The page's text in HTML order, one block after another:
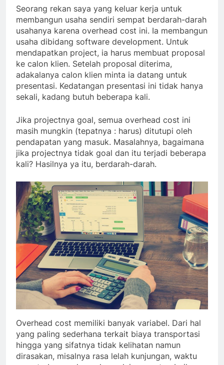
Seorang rekan saya yang keluar kerja untuk
membangun usaha sendiri sempat berdarah-darah
usahanya karena overhead cost ini. Ia membangun
usaha dibidang software development. Untuk
mendapatkan project, ia harus membuat proposal
ke calon klien. Setelah proposal diterima,
adakalanya calon klien minta ia datang untuk
presentasi. Kedatangan presentasi ini tidak hanya
sekali, kadang butuh beberapa kali.
Jika projectnya goal, semua overhead cost ini
masih mungkin (tepatnya : harus) ditutupi oleh
pendapatan yang masuk. Masalahnya, bagaimana
jika projectnya tidak goal dan itu terjadi beberapa
kali? Hasilnya ya itu, berdarah-darah.
Overhead cost memiliki banyak variabel. Dari hal
yang paling sederhana terkait biaya transportasi
hingga yang sifatnya tidak kelihatan namun
dirasakan, misalnya rasa lelah kunjungan, waktu